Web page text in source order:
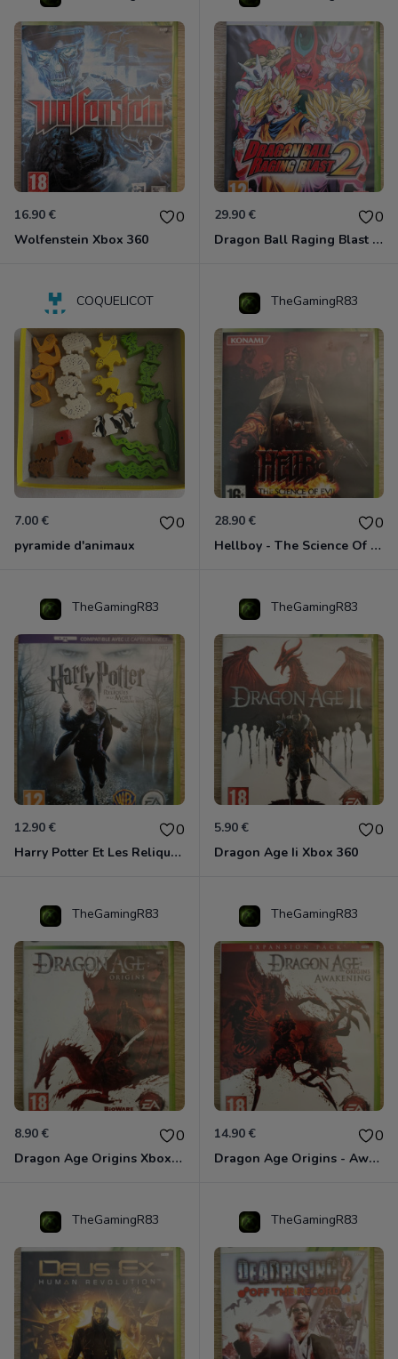
16.90 € 0
Wolfenstein Xbox 360
29.90 € 0
Dragon Ball Raging Blast 2 Xbox 360
COQUELICOT
7.00 € 0
pyramide d'animaux
TheGamingR83
28.90 € 0
Hellboy - The Science Of Evil Xbox 360
TheGamingR83
12.90 € 0
Harry Potter Et Les Reliques De La Mort - 1ère Partie Xbox 360
TheGamingR83
5.90 € 0
Dragon Age Ii Xbox 360
TheGamingR83
8.90 € 0
Dragon Age Origins Xbox 360
TheGamingR83
14.90 € 0
Dragon Age Origins - Awakening Xbox 360
TheGamingR83 TheGamingR83